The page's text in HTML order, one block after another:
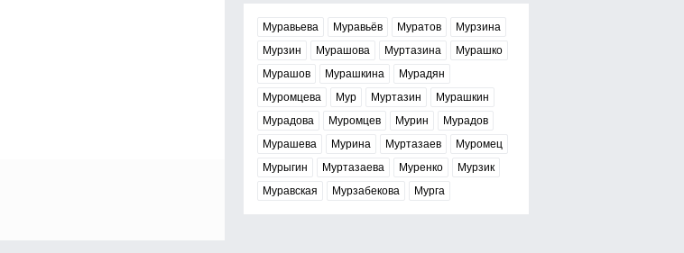
Муравьева Муравьёв Муратов
Мурзина
Мурзин
Мурашова Муртазина
Мурашко
Мурашов
Мурашкина
Мурадян
Муромцева
Мур Муртазин
Мурашкин
Мурадова
Муромцев Мурин
Мурадов
Мурашева
Мурина Муртазаев
Муромец
Мурыгин
Муртазаева Муренко
Мурзик
Муравская
Мурзабекова Мурга